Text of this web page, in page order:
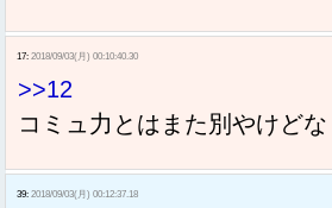
17: 2018/09/03(月) 00:10:40.30
>>12
コミュ力とはまた別やけどな
39: 2018/09/03(月) 00:12:37.18